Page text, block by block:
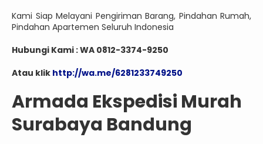
Kami Siap Melayani Pengiriman Barang, Pindahan Rumah,
Pindahan Apartemen Seluruh Indonesia
Hubungi Kami : WA 0812-3374-9250
Atau klik http://wa.me/6281233749250
Armada Ekspedisi Murah
Surabaya Bandung